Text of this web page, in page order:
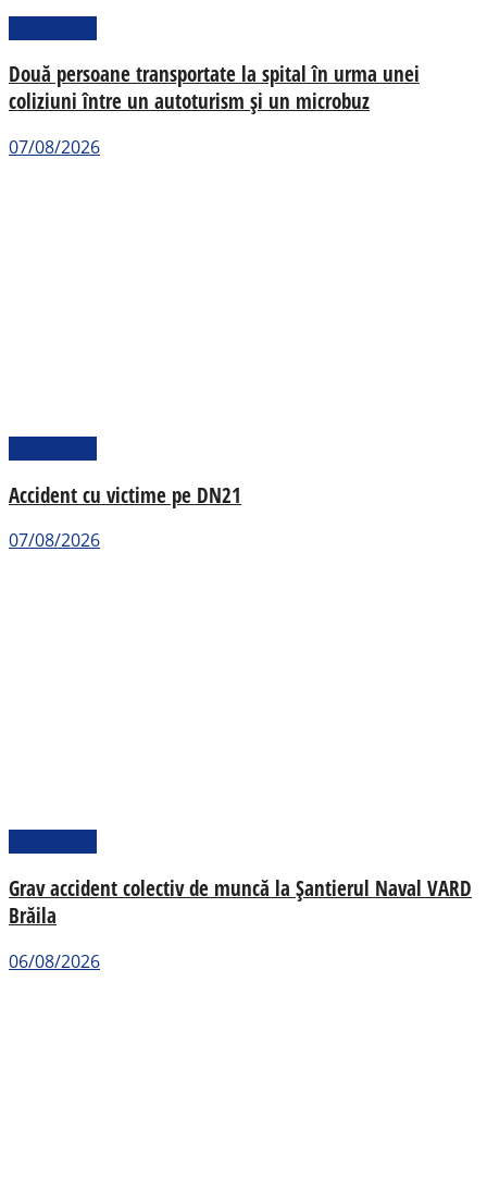
Două persoane transportate la spital în urma unei
coliziuni între un autoturism și un microbuz
07/08/2026
Accident cu victime pe DN21
07/08/2026
Grav accident colectiv de muncă la Șantierul Naval VARD
Brăila
06/08/2026